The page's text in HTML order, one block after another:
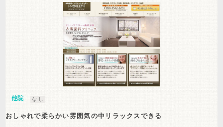
他院 な し
おしゃれで柔らかい雰囲気の中リラックスできる